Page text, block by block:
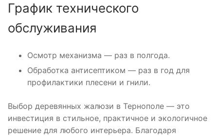
График технического
обслуживания
Осмотр механизма — раз в полгода.
Обработка антисептиком — раз в год для
профилактики плесени и гнили.
Выбор деревянных жалюзи в Тернополе — это
инвестиция в стильное, практичное и экологичное
решение для любого интерьера. Благодаря